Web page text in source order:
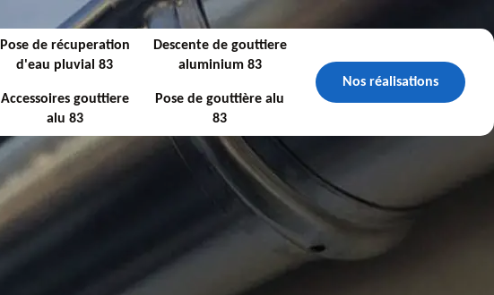
Pose de récuperation
d'eau pluvial 83
Descente de gouttiere
aluminium 83
Accessoires gouttiere
alu 83
Pose de gouttière alu
83
Nos réalisations